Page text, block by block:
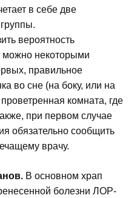
в себе две
вероятность
можно некоторыми
правильное
во сне (на боку, или на
комната, где
при первом случае
обязательно сообщить
врачу.
В основном храп
болезни ЛОР-